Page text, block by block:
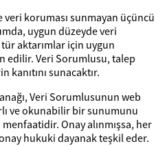
koruması sunmayan üçüncü
uygun düzeyde veri
aktarımlar için uygun
edilir. Veri Sorumlusu, talep
kanıtını sunacaktır.
Veri Sorumlusunun web
ve okunabilir bir sunumunu
Onay alınmışsa, her
hukuki dayanak teşkil eder.